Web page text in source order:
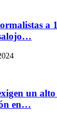
a
un
en…